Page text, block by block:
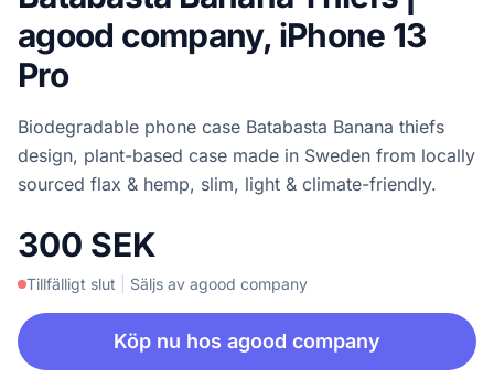
agood company, iPhone 13
Pro
Biodegradable phone case Batabasta Banana thiefs
design, plant-based case made in Sweden from locally
sourced flax & hemp, slim, light & climate-friendly.
300 SEK
Tillfälligt slut Säljs av agood company
Köp nu hos agood company